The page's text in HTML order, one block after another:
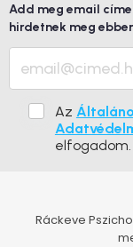
Add meg email
hirdetnek meg
Az
elfogadom.
Ráckeve